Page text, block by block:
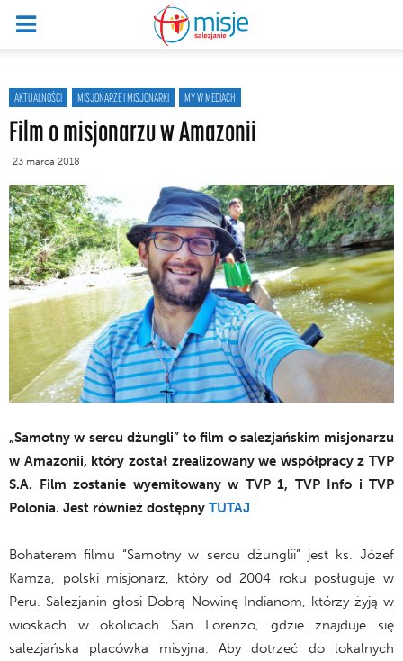
AKTUALNOŚCI MISJONARZE I MISJONARKI MY W MEDIACH
Film o misjonarzu w Amazonii
23 marca 2018
„Samotny w sercu dżungli” to film o salezjańskim misjonarzu
w Amazonii, który został zrealizowany we współpracy z TVP
S.A. Film zostanie wyemitowany w TVP 1, TVP Info i TVP
Polonia. Jest również dostępny TUTAJ
Bohaterem filmu “Samotny w sercu dżunglii” jest ks. Józef
Kamza, polski misjonarz, który od 2004 roku posługuje w
Peru. Salezjanin głosi Dobrą Nowinę Indianom, którzy żyją w
wioskach w okolicach San Lorenzo, gdzie znajduje się
salezjańska placówka misyjna. Aby dotrzeć do lokalnych